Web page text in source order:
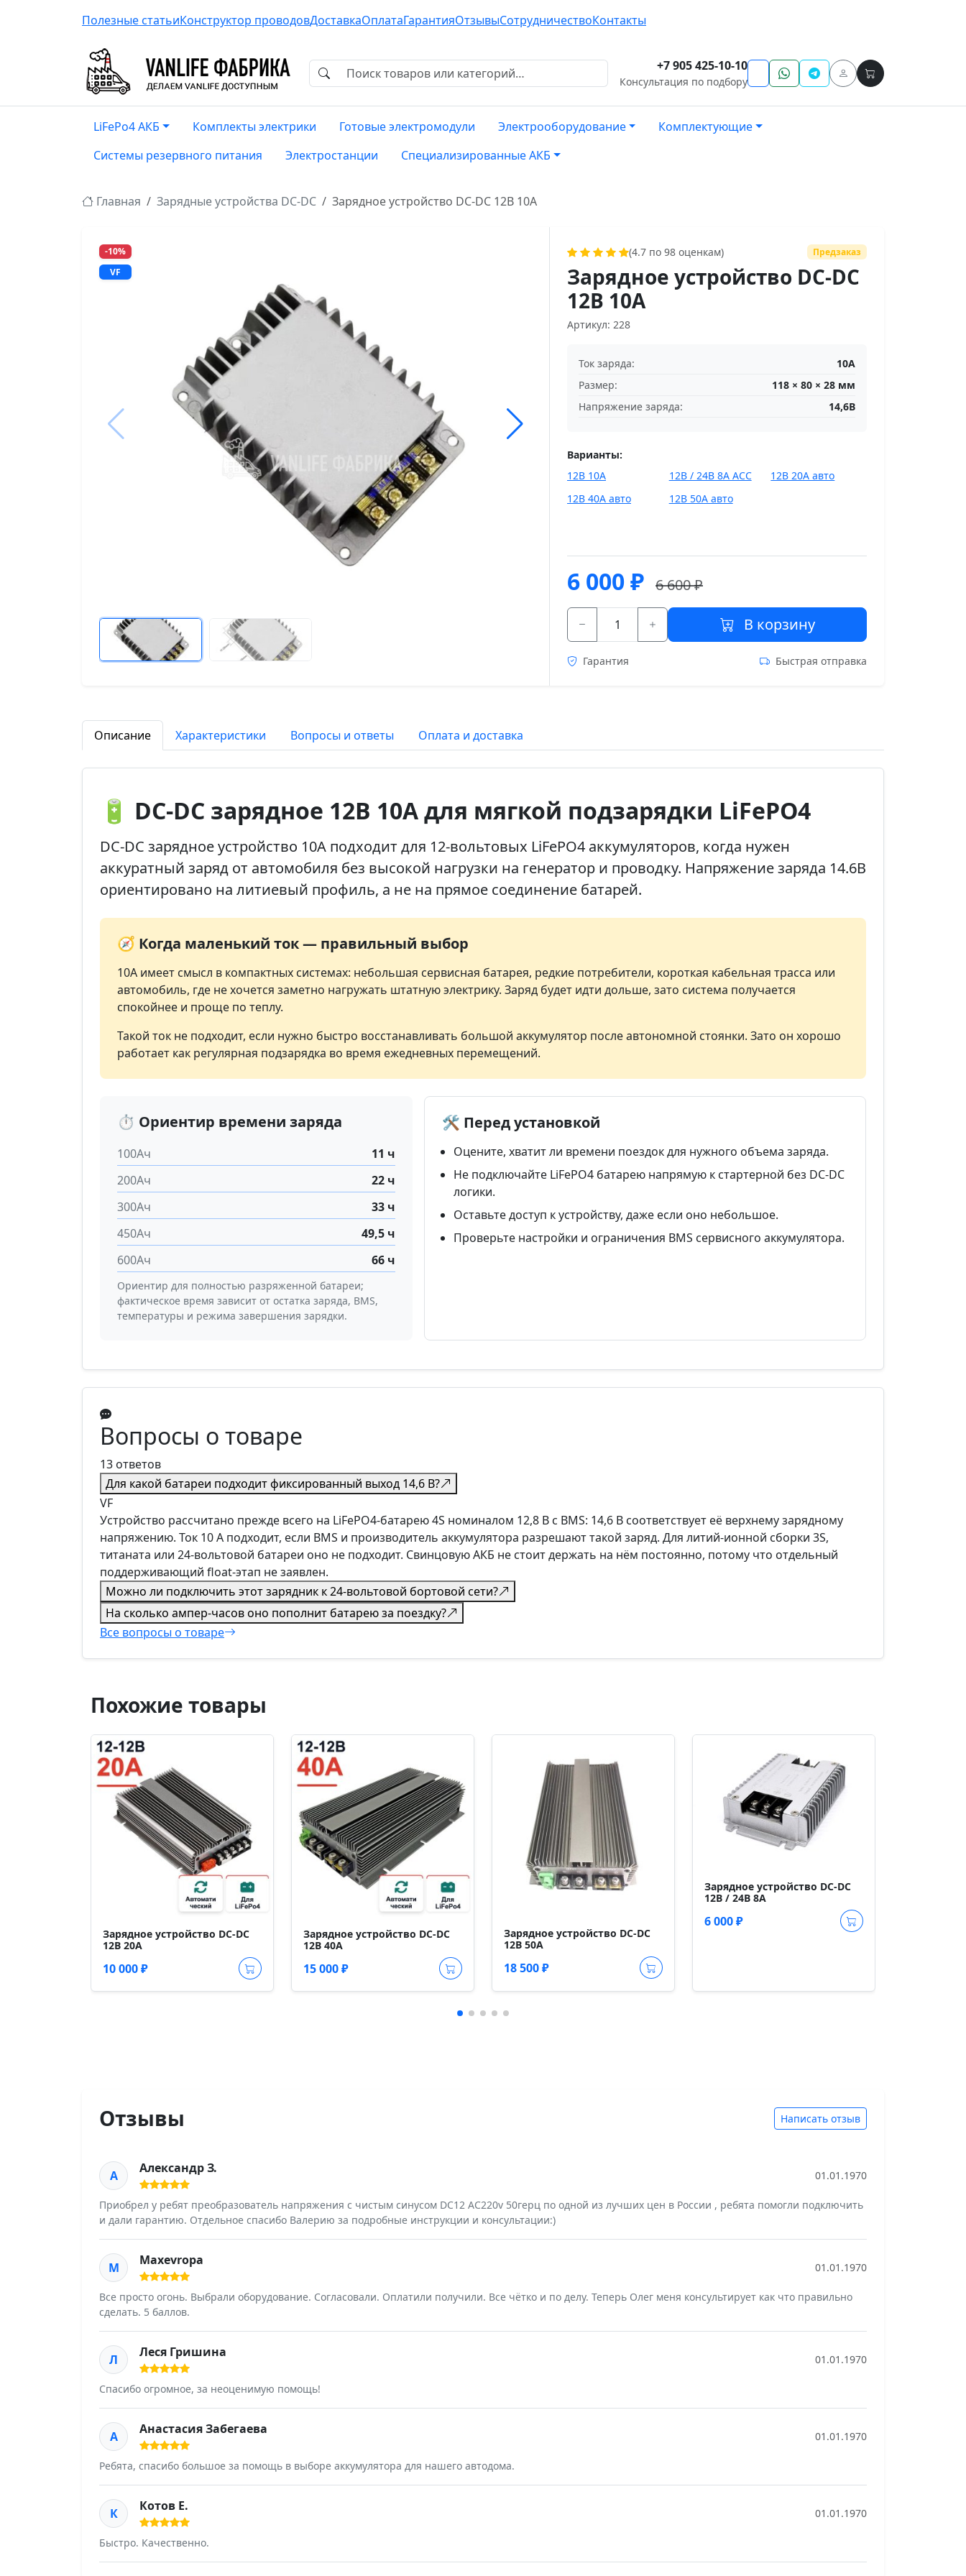
Полезные статьиКонструктор проводовДоставкаОплатаГарантияОтзывыСотрудничествоКонтакты
+7 905 425-10-10
Консультация по подбору
LiFePo4 АКБ Комплекты электрики Готовые электромодули Электрооборудование
Комплектующие
Системы резервного питания
Электростанции Специализированные АКБ
Главная Зарядные устройства DC-DC Зарядное устройство DC-DC 12В 10А
-10%
VF
(4.7 по 98 оценкам) Предзаказ
Зарядное устройство DC-DC
12В 10А
Артикул: 228
Ток заряда:
10А
Размер:
118 × 80 × 28 мм
Напряжение заряда:
14,6В
Варианты:
12В 10А
12В / 24В 8A ACC
12В 20А авто
12В 40А авто
12В 50А авто
6 000₽ 6 600 ₽
В корзину
Гарантия Быстрая отправка
Описание Характеристики Вопросы и ответы Оплата и доставка
🔋 DC-DC зарядное 12В 10А для мягкой подзарядки LiFePO4
DC-DC зарядное устройство 10А подходит для 12-вольтовых LiFePO4 аккумуляторов, когда нужен
аккуратный заряд от автомобиля без высокой нагрузки на генератор и проводку. Напряжение заряда 14.6В
ориентировано на литиевый профиль, а не на прямое соединение батарей.
🧭 Когда маленький ток — правильный выбор
10А имеет смысл в компактных системах: небольшая сервисная батарея, редкие потребители, короткая кабельная трасса или
автомобиль, где не хочется заметно нагружать штатную электрику. Заряд будет идти дольше, зато система получается
спокойнее и проще по теплу.
Такой ток не подходит, если нужно быстро восстанавливать большой аккумулятор после автономной стоянки. Зато он хорошо
работает как регулярная подзарядка во время ежедневных перемещений.
⏱️ Ориентир времени заряда
100Ач
11 ч
200Ач
22 ч
300Ач
33 ч
450Ач
49,5 ч
600Ач
66 ч
Ориентир для полностью разряженной батареи;
фактическое время зависит от остатка заряда, BMS,
температуры и режима завершения зарядки.
🛠️ Перед установкой
Оцените, хватит ли времени поездок для нужного объема заряда.
Не подключайте LiFePO4 батарею напрямую к стартерной без DC-DC
логики.
Оставьте доступ к устройству, даже если оно небольшое.
Проверьте настройки и ограничения BMS сервисного аккумулятора.
Вопросы о товаре
13 ответов
Для какой батареи подходит фиксированный выход 14,6 В?
VF
Устройство рассчитано прежде всего на LiFePO4-батарею 4S номиналом 12,8 В с BMS: 14,6 В соответствует её верхнему зарядному
напряжению. Ток 10 А подходит, если BMS и производитель аккумулятора разрешают такой заряд. Для литий‑ионной сборки 3S,
титаната или 24-вольтовой батареи оно не подходит. Свинцовую АКБ не стоит держать на нём постоянно, потому что отдельный
поддерживающий float-этап не заявлен.
Можно ли подключить этот зарядник к 24-вольтовой бортовой сети?
На сколько ампер-часов оно пополнит батарею за поездку?
Все вопросы о товаре
Похожие товары
Зарядное устройство DC-DC
12В 20А
10 000 ₽
Зарядное устройство DC-DC
12В 40А
15 000 ₽
Зарядное устройство DC-DC
12В 50А
18 500 ₽
Зарядное устройство DC-DC
12В / 24В 8А
6 000 ₽
Отзывы Написать отзыв
А Александр З. 01.01.1970
Приобрел у ребят преобразователь напряжения с чистым синусом DC12 AC220v 50герц по одной из лучших цен в России , ребята помогли подключить
и дали гарантию. Отдельное спасибо Валерию за подробные инструкции и консультации:)
M Maxevropa 01.01.1970
Все просто огонь. Выбрали оборудование. Согласовали. Оплатили получили. Все чётко и по делу. Теперь Олег меня консультирует как что правильно
сделать. 5 баллов.
Л Леся Гришина 01.01.1970
Спасибо огромное, за неоценимую помощь!
А Анастасия Забегаева 01.01.1970
Ребята, спасибо большое за помощь в выборе аккумулятора для нашего автодома.
К Котов Е. 01.01.1970
Быстро. Качественно.